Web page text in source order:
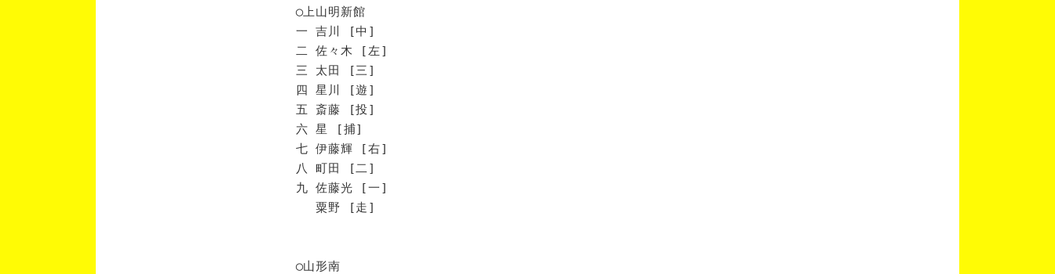
◯上山明新館
一 吉川 [中]
二 佐々木 [左]
三 太田 [三]
四 星川 [遊]
五 斎藤 [投]
六 星 [捕]
七 伊藤輝 [右]
八 町田 [二]
九 佐藤光 [一]
粟野 [走]
◯山形南